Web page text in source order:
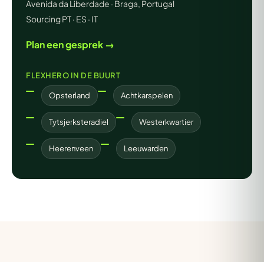
Avenida da Liberdade · Braga, Portugal
Sourcing PT · ES · IT
Plan een gesprek →
FLEXHERO IN DE BUURT
Opsterland Achtkarspelen
Tytsjerksteradiel Westerkwartier
Heerenveen Leeuwarden